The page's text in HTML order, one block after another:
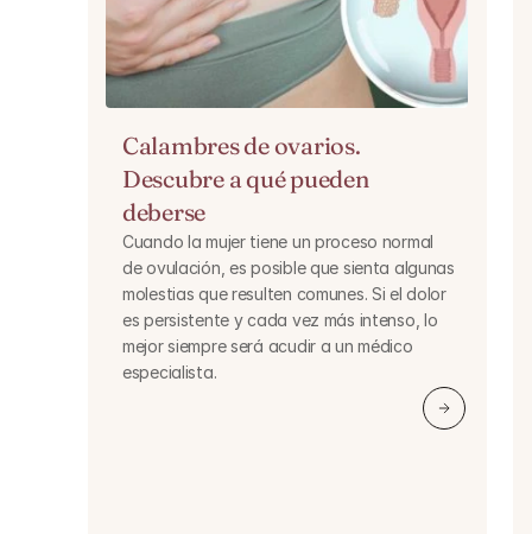
Calambres de ovarios.
Descubre a qué pueden
deberse
Cuando la mujer tiene un proceso normal
de ovulación, es posible que sienta algunas
molestias que resulten comunes. Si el dolor
es persistente y cada vez más intenso, lo
mejor siempre será acudir a un médico
especialista.